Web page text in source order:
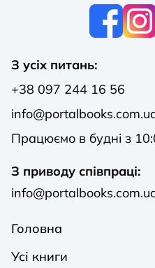
З усіх питань:
+38 097 244 16 56
Працюємо в будні з
З приводу співпраці:
Головна
Усі книги